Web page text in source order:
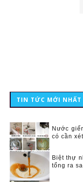
TIN TỨC MỚI NHẤT
Nước
có cần
Biệt thự
tổng ra